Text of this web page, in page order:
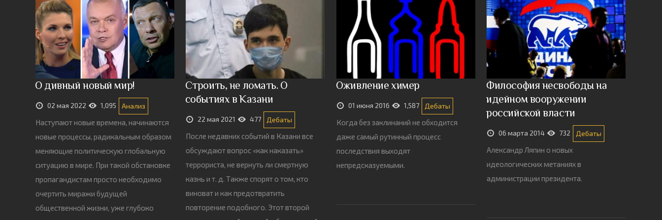
О дивный новый мир!
02 мая 2022 1,095 Анализ
Наступают новые времена, начинаются
новые процессы, радикальным образом
меняющие политическую глобальную
ситуацию в мире. При такой обстановке
пропагандистам просто необходимо
очертить миражи будущей
общественной жизни, уже глубоко
Строить, не ломать. О
событиях в Казани
22 мая 2021 477 Дебаты
После недавних событий в Казани все
обсуждают вопрос «как наказать»
террориста, не вернуть ли смертную
казнь и т. д. Также спорят о том, кто
виноват и как предотвратить
повторение подобного. Этот второй
Оживление химер
01 июня 2016 1,587 Дебаты
Когда без заклинаний не обходится
даже самый рутинный процесс
последствия выходят
непредсказуемыми.
Философия несвободы на
идейном вооружении
российской власти
06 марта 2014 732 Дебаты
Александр Ляпин о новых
идеологических метаниях в
администрации президента.